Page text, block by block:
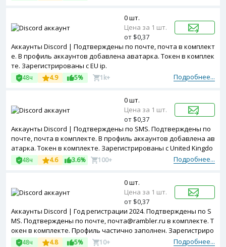
Аккаунты Discord | Подтверждены по почте, почта в комплект
е. В профиль аккаунтов добавлена аватарка. Токен в комплек
те. Зарегистрированы с EU ip.
Подробнее...
48ч 4.9 5% 1k+
0 шт.
Цена за 1 шт.
от $0,37
Аккаунты Discord | Подтверждены по SMS. Подтверждены по
почте, почта в комплекте. В профиль аккаунтов добавлена ав
атарка. Токен в комплекте. Зарегистрированы с United Kingdo
m ip.
Подробнее...
48ч 4.6 3.6% 100+
0 шт.
Цена за 1 шт.
от $0,37
Аккаунты Discord | Год регистрации 2024. Подтверждены по S
MS. Подтверждены по почте, почта@rambler.ru в комплекте. Т
окен в комплекте. Профиль частично заполнен. Зарегистриро
ваны с MIX ip.
Подробнее...
48ч 4.8 5% 10+
0 шт.
Цена за 1 шт.
от $0,37